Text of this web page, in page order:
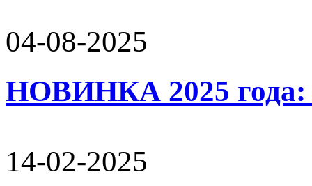
04-08-2025
НОВИНКА 2025
14-02-2025